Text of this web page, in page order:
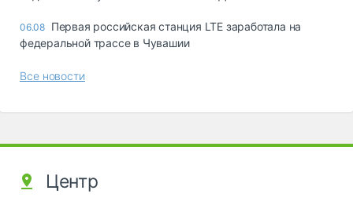
06.08 Первая российская станция LTE заработала на
федеральной трассе в Чувашии
Все новости
Центр